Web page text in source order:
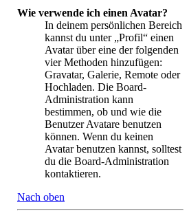
Wie verwende ich einen Avatar?
In deinem persönlichen Bereich
kannst du unter „Profil“ einen
Avatar über eine der folgenden
vier Methoden hinzufügen:
Gravatar, Galerie, Remote oder
Hochladen. Die Board-
Administration kann
bestimmen, ob und wie die
Benutzer Avatare benutzen
können. Wenn du keinen
Avatar benutzen kannst, solltest
du die Board-Administration
kontaktieren.
Nach oben